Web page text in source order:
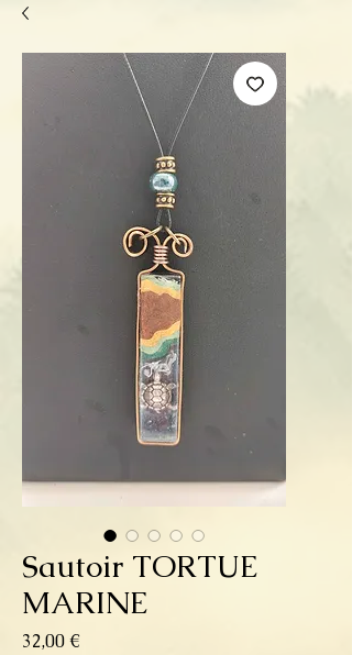
Sautoir TORTUE
MARINE
32,00 €Prix